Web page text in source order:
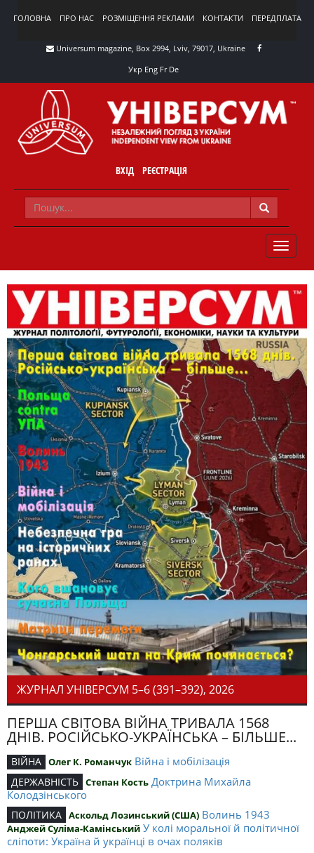
ГОЛОВНА ПРО НАС РОЗМІЩЕННЯ РЕКЛАМИ КОНТАКТИ ПЕРЕДПЛАТА
Universum magazine, Box 2994, Lviv, 79017, Ukraine
Укр Eng Fr De
ВХІД РЕЄСТРАЦІЯ
TOGGLE
ЖУРНАЛ УНІВЕРСУМ 5–6 (391–392), 2026
ПЕРША СВІТОВА ВІЙНА ТРИВАЛА 1568
ДНІВ. РОСІЙСЬКО-УКРАЇНСЬКА – БІЛЬШЕ...
ВІЙНА Олег К. Романчук Війна і мобілізація
ДЕРЖАВНІСТЬ Степан Кость Доктрина Михайла
Колодзінського
ПОЛІТИКА Аскольд Лозинський (США) Волинь 1943
Анджей Суліма-Камінський У колі моральної й політичної
сліпоти: Україна й українці в очах поляків